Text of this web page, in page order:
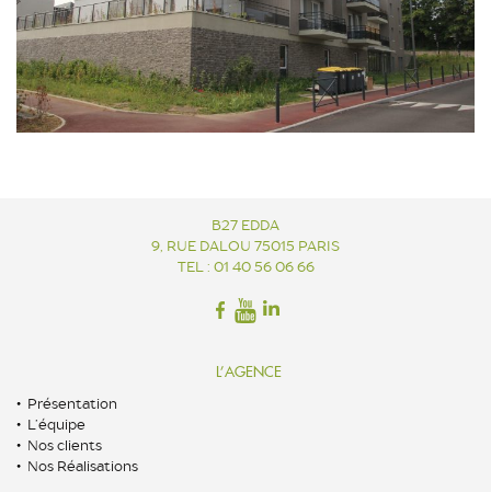
B27 EDDA
9, RUE DALOU 75015 PARIS
TEL : 01 40 56 06 66
L’AGENCE
Présentation
L’équipe
Nos clients
Nos Réalisations